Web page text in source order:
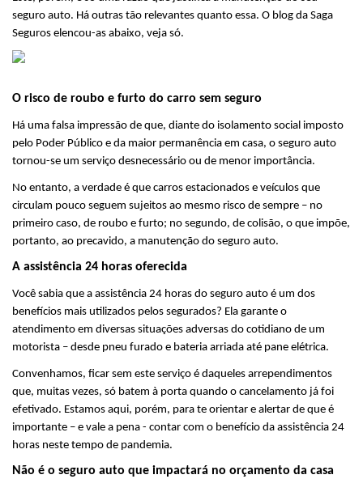
seguro auto. Há outras tão relevantes quanto essa. O blog da Saga
Seguros elencou-as abaixo, veja só.
O risco de roubo e furto do carro sem seguro
Há uma falsa impressão de que, diante do isolamento social imposto
pelo Poder Público e da maior permanência em casa, o seguro auto
tornou-se um serviço desnecessário ou de menor importância.
No entanto, a verdade é que carros estacionados e veículos que
circulam pouco seguem sujeitos ao mesmo risco de sempre – no
primeiro caso, de roubo e furto; no segundo, de colisão, o que impõe,
portanto, ao precavido, a manutenção do seguro auto.
A assistência 24 horas oferecida
Você sabia que a assistência 24 horas do seguro auto é um dos
benefícios mais utilizados pelos segurados? Ela garante o
atendimento em diversas situações adversas do cotidiano de um
motorista – desde pneu furado e bateria arriada até pane elétrica.
Convenhamos, ficar sem este serviço é daqueles arrependimentos
que, muitas vezes, só batem à porta quando o cancelamento já foi
efetivado. Estamos aqui, porém, para te orientar e alertar de que é
importante – e vale a pena - contar com o benefício da assistência 24
horas neste tempo de pandemia.
Não é o seguro auto que impactará no orçamento da casa